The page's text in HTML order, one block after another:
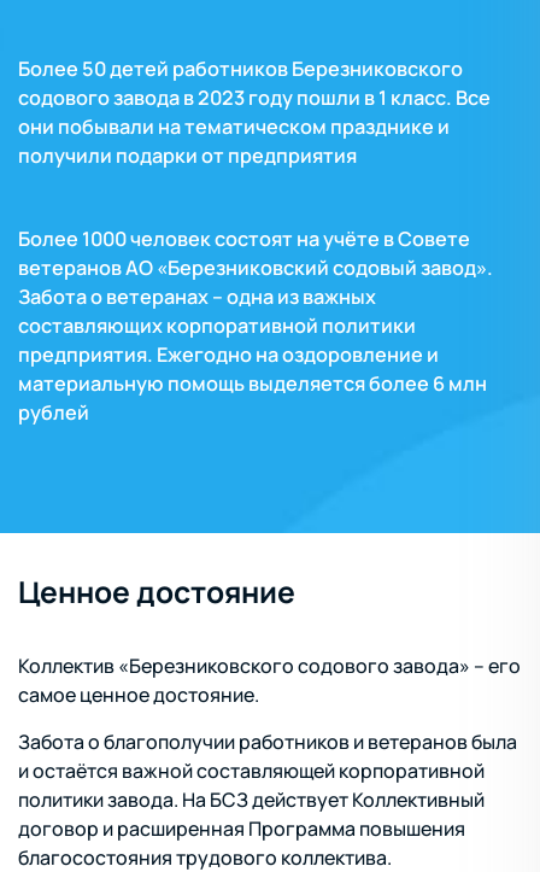
Более 50 детей работников Березниковского
содового завода в 2023 году пошли в 1 класс. Все
они побывали на тематическом празднике и
получили подарки от предприятия
Более 1000 человек состоят на учёте в Совете
ветеранов АО «Березниковский содовый завод».
Забота о ветеранах – одна из важных
составляющих корпоративной политики
предприятия. Ежегодно на оздоровление и
материальную помощь выделяется более 6 млн
рублей
Ценное достояние
Коллектив «Березниковского содового завода» – его
самое ценное достояние.
Забота о благополучии работников и ветеранов была
и остаётся важной составляющей корпоративной
политики завода. На БСЗ действует Коллективный
договор и расширенная Программа повышения
благосостояния трудового коллектива.